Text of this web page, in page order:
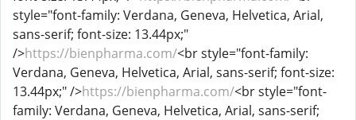
style="font-family: Verdana, Geneva, Helvetica, Arial,
sans-serif; font-size: 13.44px;"
/>https://bienpharma.com/<br style="font-family:
Verdana, Geneva, Helvetica, Arial, sans-serif; font-size:
13.44px;" />https://bienpharma.com/<br style="font-
family: Verdana, Geneva, Helvetica, Arial, sans-serif;